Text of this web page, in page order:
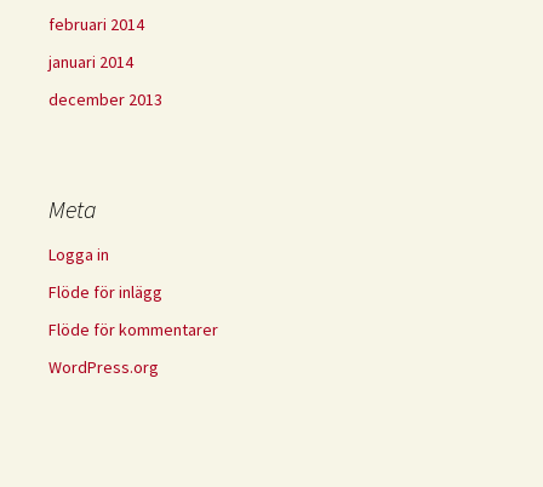
februari 2014
januari 2014
december 2013
Meta
Logga in
Flöde för inlägg
Flöde för kommentarer
WordPress.org